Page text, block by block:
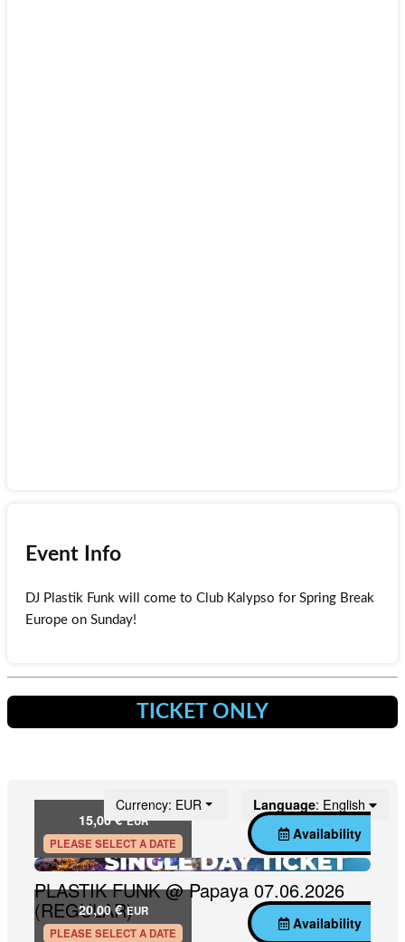
Event Info
DJ Plastik Funk will come to Club Kalypso for Spring Break
Europe on Sunday!
TICKET ONLY